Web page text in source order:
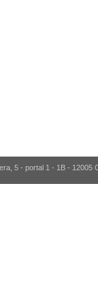
5 - portal 1 - 1B - 12005